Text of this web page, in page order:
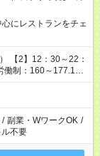
にレストランをチェ
【2】12：30～22：
働制：160～177.1h/
での勤務の場合のみ
/ 副業・WワークOK /
不要